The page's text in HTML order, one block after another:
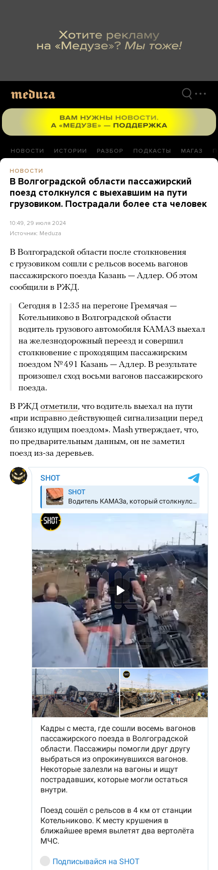
НОВОСТИ ИСТОРИИ РАЗБОР ПОДКАСТЫ МАГАЗ
НОВОСТИ
В Волгоградской области пассажирский
поезд столкнулся с выехавшим на пути
грузовиком. Пострадали более ста человек
10:49, 29 июля 2024
Источник: Meduza
В Волгоградской области после столкновения
с грузовиком сошли с рельсов восемь вагонов
пассажирского поезда Казань — Адлер. Об этом
сообщили в РЖД.
Сегодня в 12:35 на перегоне Гремячая —
Котельниково в Волгоградской области
водитель грузового автомобиля КАМАЗ выехал
на железнодорожный переезд и совершил
столкновение с проходящим пассажирским
поездом № 491 Казань — Адлер. В результате
произошел сход восьми вагонов пассажирского
поезда.
В РЖД отметили, что водитель выехал на пути
«при исправно действующей сигнализации перед
близко идущим поездом». Mash утверждает, что,
по предварительным данным, он не заметил
поезд из-за деревьев.